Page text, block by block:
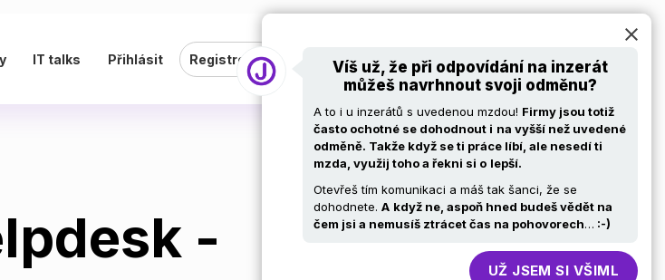
IT talks Přihlásit Registrovat Pro firmy Volní ajťáci Kariérní stránky
-
Víš už, že při odpovídání na inzerát
můžeš navrhnout svoji odměnu?
A to i u inzerátů s uvedenou mzdou! Firmy jsou totiž
často ochotné se dohodnout i na vyšší než uvedené
odměně. Takže když se ti práce líbí, ale nesedí ti
mzda, využij toho a řekni si o lepší.
Otevřeš tím komunikaci a máš tak šanci, že se
dohodnete. A když ne, aspoň hned budeš vědět na
čem jsi a nemusíš ztrácet čas na pohovorech… :-)
UŽ JSEM SI VŠIML